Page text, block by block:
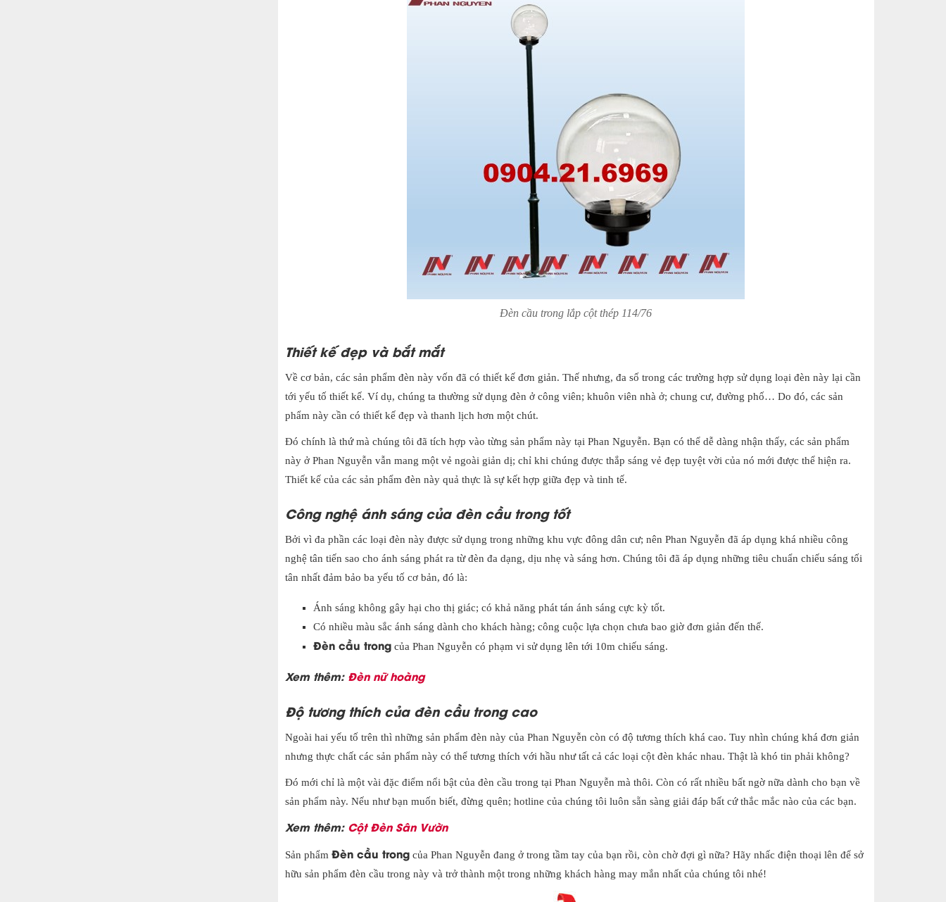
Đèn cầu trong lắp cột thép 114/76
Thiết kế đẹp và bắt mắt
Về cơ bản, các sản phẩm đèn này vốn đã có thiết kế đơn giản. Thế nhưng, đa số trong các trường hợp sử dụng loại đèn này lại cần
tới yếu tố thiết kế. Ví dụ, chúng ta thường sử dụng đèn ở công viên; khuôn viên nhà ở; chung cư, đường phố… Do đó, các sản
phẩm này cần có thiết kế đẹp và thanh lịch hơn một chút.
Đó chính là thứ mà chúng tôi đã tích hợp vào từng sản phẩm này tại Phan Nguyễn. Bạn có thể dễ dàng nhận thấy, các sản phẩm
này ở Phan Nguyễn vẫn mang một vẻ ngoài giản dị; chỉ khi chúng được thắp sáng vẻ đẹp tuyệt vời của nó mới được thể hiện ra.
Thiết kế của các sản phẩm đèn này quả thực là sự kết hợp giữa đẹp và tinh tế.
Công nghệ ánh sáng của đèn cầu trong tốt
Bởi vì đa phần các loại đèn này được sử dụng trong những khu vực đông dân cư; nên Phan Nguyễn đã áp dụng khá nhiều công
nghệ tân tiến sao cho ánh sáng phát ra từ đèn đa dạng, dịu nhẹ và sáng hơn. Chúng tôi đã áp dụng những tiêu chuẩn chiếu sáng tối
tân nhất đảm bảo ba yếu tố cơ bản, đó là:
Ánh sáng không gây hại cho thị giác; có khả năng phát tán ánh sáng cực kỳ tốt.
Có nhiều màu sắc ánh sáng dành cho khách hàng; công cuộc lựa chọn chưa bao giờ đơn giản đến thế.
Đèn cầu trongcủa Phan Nguyễn có phạm vi sử dụng lên tới 10m chiếu sáng.
Xem thêm: Đèn nữ hoàng
Độ tương thích của đèn cầu trong cao
Ngoài hai yếu tố trên thì những sản phẩm đèn này của Phan Nguyễn còn có độ tương thích khá cao. Tuy nhìn chúng khá đơn giản
nhưng thực chất các sản phẩm này có thể tương thích với hầu như tất cả các loại cột đèn khác nhau. Thật là khó tin phải không?
Đó mới chỉ là một vài đặc điểm nổi bật của đèn cầu trong tại Phan Nguyễn mà thôi. Còn có rất nhiều bất ngờ nữa dành cho bạn về
sản phẩm này. Nếu như bạn muốn biết, đừng quên; hotline của chúng tôi luôn sẵn sàng giải đáp bất cứ thắc mắc nào của các bạn.
Xem thêm: Cột Đèn Sân Vườn
Sản phẩm Đèn cầu trongcủa Phan Nguyễn đang ở trong tầm tay của bạn rồi, còn chờ đợi gì nữa? Hãy nhấc điện thoại lên để sở
hữu sản phẩm đèn cầu trong này và trở thành một trong những khách hàng may mắn nhất của chúng tôi nhé!